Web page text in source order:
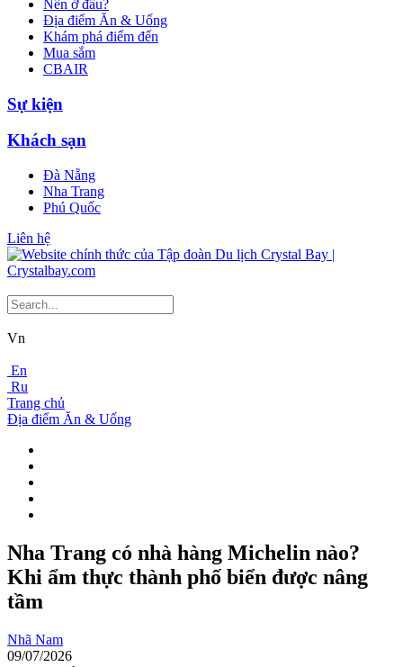
Nên ở đâu?
Địa điểm Ăn & Uống
Khám phá điểm đến
Mua sắm
CBAIR
Sự kiện
Khách sạn
Đà Nẵng
Nha Trang
Phú Quốc
Liên hệ
Vn
En
Ru
Trang chủ
Địa điểm Ăn & Uống
Nha Trang có nhà hàng Michelin nào?
Khi ẩm thực thành phố biển được nâng
tầm
Nhã Nam
09/07/2026